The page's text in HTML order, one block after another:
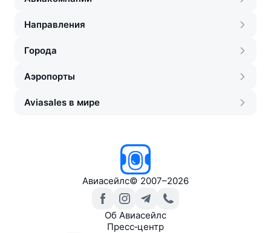
Направления
Города
Аэропорты
Aviasales в мире
Авиасейлс© 2007–2026
Об Авиасейлс
Пресс‑центр